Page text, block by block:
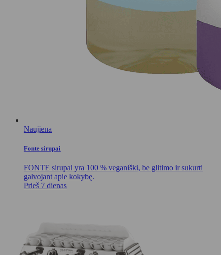
Naujiena
Fonte sirupai
FONTE sirupai yra 100 % veganiški, be glitimo ir sukurti
galvojant apie kokybę.
Prieš 7 dienas